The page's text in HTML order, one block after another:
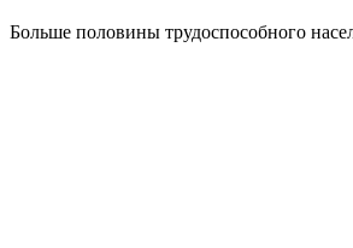
Больше половины трудоспособного